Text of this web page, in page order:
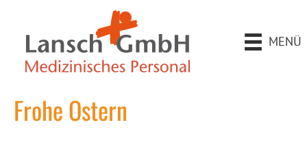
MENÜ
Frohe Ostern